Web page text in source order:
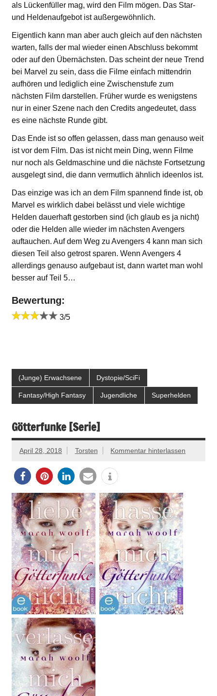
als Lückenfüller mag, wird den Film mögen. Das Star-
und Heldenaufgebot ist außergewöhnlich.
Eigentlich kann man aber auch gleich auf den nächsten
warten, falls der mal wieder einen Abschluss bekommt
oder auf den Übernächsten. Das scheint der neue Trend
bei Marvel zu sein, dass die Filme einfach mittendrin
aufhören und lediglich eine Zwischenstufe zum
nächsten Film darstellen. Früher wurde es wenigstens
nur in einer Szene nach den Credits angedeutet, dass
es eine nächste Runde gibt.
Das Ende ist so offen gelassen, dass man genauso weit
ist vor dem Film. Das ist nicht mein Ding, wenn Filme
nur noch als Geldmaschine und die nächste Fortsetzung
ausgelegt sind, die dann vermutlich ähnlich ideenlos ist.
Das einzige was ich an dem Film spannend finde ist, ob
Marvel es wirklich dabei belässt und viele wichtige
Helden dauerhaft gestorben sind (ich glaub es ja nicht)
oder die Helden alle wieder im nächsten Avengers
auftauchen. Auf dem Weg zu Avengers 4 kann man sich
diesen Teil also getrost sparen. Wenn Avengers 4
allerdings genauso aufgebaut ist, dann wartet man wohl
besser auf Teil 5…
Bewertung:
3/5
(Junge) Erwachsene Dystopie/SciFi
Fantasy/High Fantasy Jugendliche Superhelden
Götterfunke [Serie]
April 28, 2018 Torsten Kommentar hinterlassen